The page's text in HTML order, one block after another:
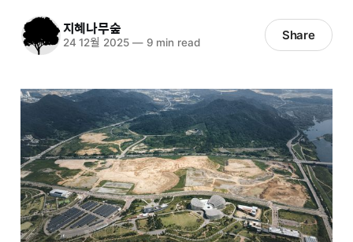
지혜나무숲
24 12월 2025 —9 min read Share